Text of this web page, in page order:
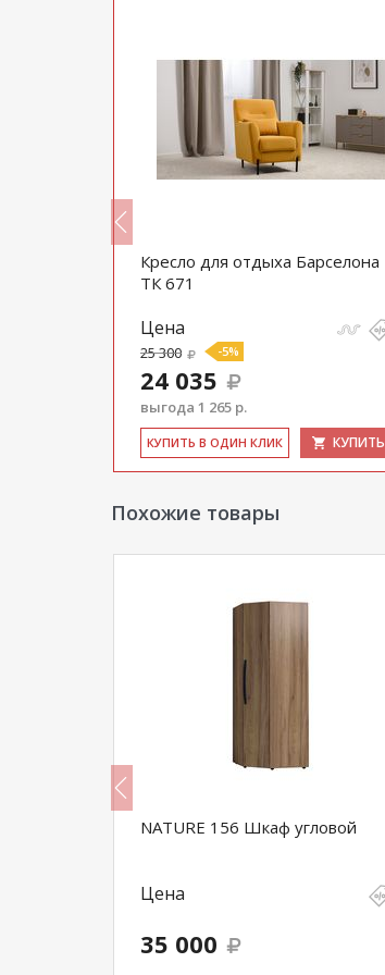
Кресло для отдыха Барселона
ТК 671
Цена
25 300 -5%
24 035
выгода 1 265 р.
КУ­ПИТЬ В ОДИН КЛИК КУПИТЬ
Похожие товары
NATURE 156 Шкаф угловой
Цена
35 000